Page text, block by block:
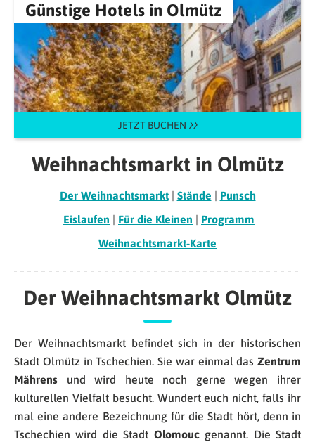
Günstige Hotels in Olmütz
JETZT BUCHEN
Weihnachtsmarkt in Olmütz
Der Weihnachtsmarkt| Stände
Punsch
Eislaufen
Für die Kleinen
Programm
Weihnachtsmarkt-Karte
Der Weihnachtsmarkt Olmütz
Der Weihnachtsmarkt befindet sich in der historischen
Stadt Olmütz in Tschechien. Sie war einmal das Zentrum
Mährens und wird heute noch gerne wegen ihrer
kulturellen Vielfalt besucht. Wundert euch nicht, falls ihr
mal eine andere Bezeichnung für die Stadt hört, denn in
Tschechien wird die Stadt Olomoucgenannt. Die Stadt